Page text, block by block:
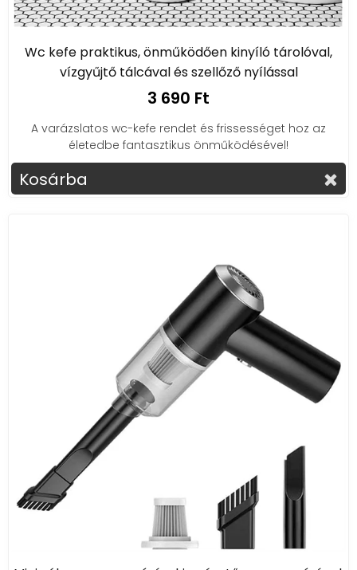
Wc kefe praktikus, önműködően kinyíló tárolóval,
vízgyűjtő tálcával és szellőző nyílással
3 690 Ft
A varázslatos wc-kefe rendet és frissességet hoz az
életedbe fantasztikus önműködésével!
Kosárba